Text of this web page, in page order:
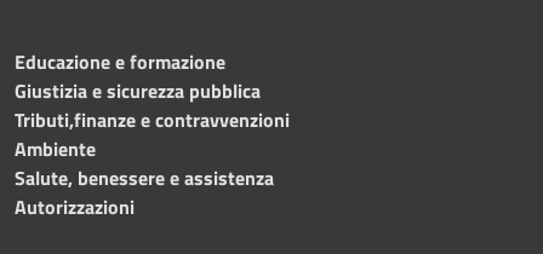
Educazione e formazione
Giustizia e sicurezza pubblica
Tributi,finanze e contravvenzioni
Ambiente
Salute, benessere e assistenza
Autorizzazioni